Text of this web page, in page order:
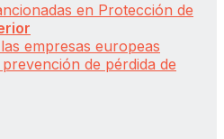
en Protección de
empresas europeas
de pérdida de